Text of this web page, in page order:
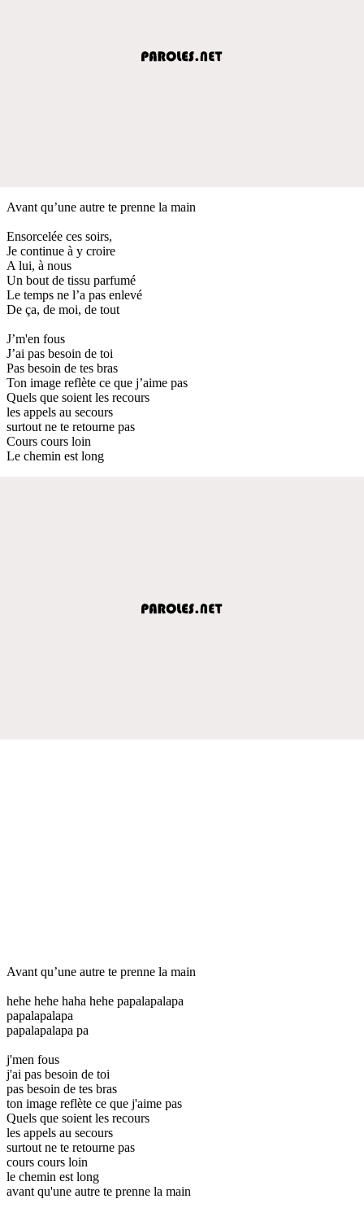
Avant qu’une autre te prenne la main
Ensorcelée ces soirs,
Je continue à y croire
A lui, à nous
Un bout de tissu parfumé
Le temps ne l’a pas enlevé
De ça, de moi, de tout
J’m'en fous
J’ai pas besoin de toi
Pas besoin de tes bras
Ton image reflète ce que j’aime pas
Quels que soient les recours
les appels au secours
surtout ne te retourne pas
Cours cours loin
Le chemin est long
Avant qu’une autre te prenne la main
hehe hehe haha hehe papalapalapa
papalapalapa
papalapalapa pa
j'men fous
j'ai pas besoin de toi
pas besoin de tes bras
ton image reflète ce que j'aime pas
Quels que soient les recours
les appels au secours
surtout ne te retourne pas
cours cours loin
le chemin est long
avant qu'une autre te prenne la main